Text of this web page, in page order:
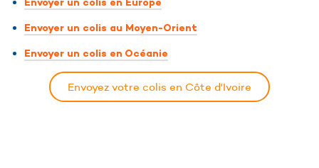
Envoyer un colis en Europe
Envoyer un colis au Moyen-Orient
Envoyer un colis en Océanie
Envoyez votre colis en Côte d'Ivoire